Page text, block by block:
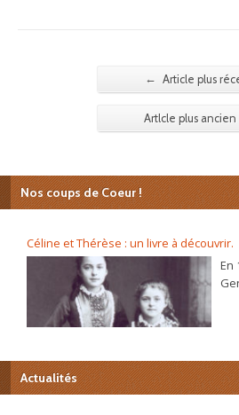
← Article plus
Artlcle plus ancien
Nos coups de Coeur !
Céline et Thérèse : un livre à découvrir.
En
Actualités